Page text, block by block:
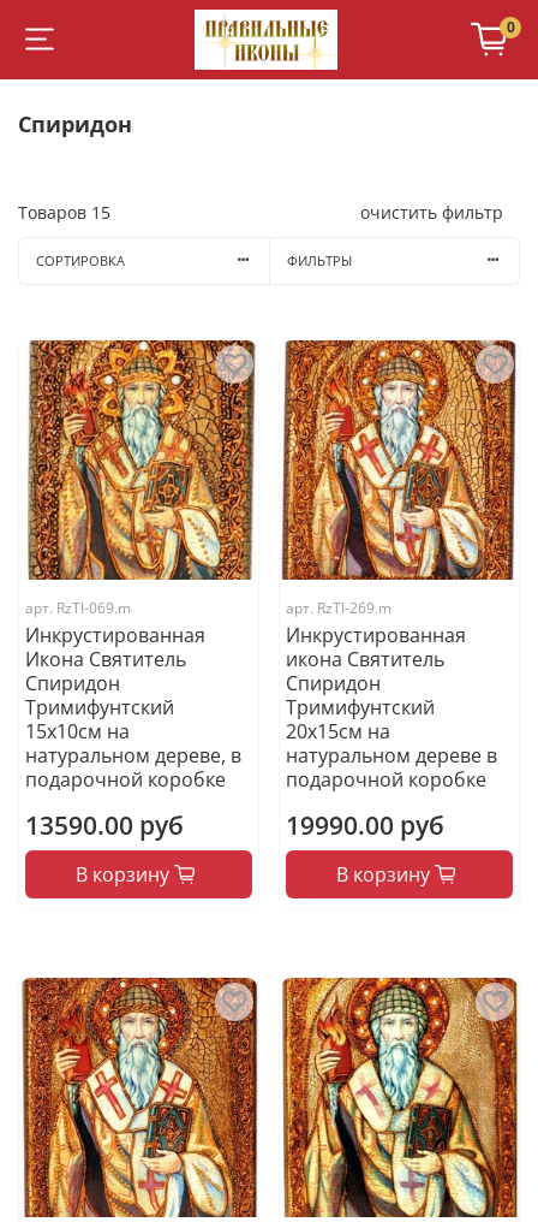
0
Спиридон
Товаров 15 очистить фильтр
СОРТИРОВКА ФИЛЬТРЫ
арт. RzTI-069.m
Инкрустированная
Икона Святитель
Спиридон
Тримифунтский
15х10см на
натуральном дереве, в
подарочной коробке
13590.00 руб
В корзину
арт. RzTI-269.m
Инкрустированная
икона Святитель
Спиридон
Тримифунтский
20х15см на
натуральном дереве в
подарочной коробке
19990.00 руб
В корзину